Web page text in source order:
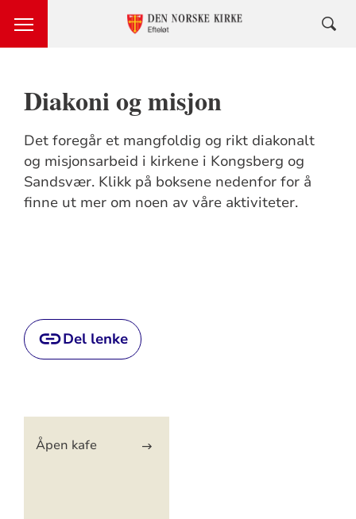
Diakoni og misjon
Det foregår et mangfoldig og rikt diakonalt
og misjonsarbeid i kirkene i Kongsberg og
Sandsvær. Klikk på boksene nedenfor for å
finne ut mer om noen av våre aktiviteter.
Del lenke
Artikkelsnarveger
Åpen kafe